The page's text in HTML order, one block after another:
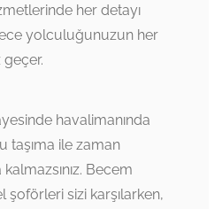
her detayı
yolculuğunuzun her
geçer.
havalimanında
taşıma ile zaman
Becem
şoförleri sizi karşılarken,